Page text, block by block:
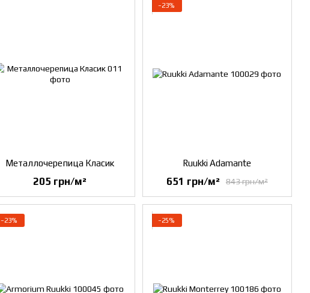
Металлочерепица Класик
205 грн/м²
−23%
Ruukki Adamante
843 грн/м²
651 грн/м²
−23% −25%